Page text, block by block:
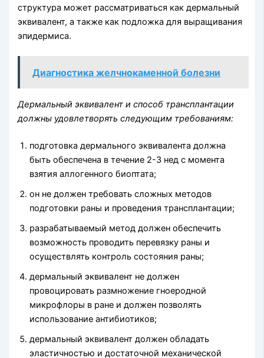
структура может рассматриваться как дермальный
эквивалент, а также как подложка для выращивания
эпидермиса.
Диагностика желчнокаменной болезни
Дермальный эквивалент и способ трансплантации
должны удовлетворять следующим требованиям:
подготовка дермального эквивалента должна
быть обеспечена в течение 2-3 нед с момента
взятия аллогенного биоптата;
он не должен требовать сложных методов
подготовки раны и проведения трансплантации;
разрабатываемый метод должен обеспечить
возможность проводить перевязку раны и
осуществлять контроль состояния раны;
дермальный эквивалент не должен
провоцировать размножение гноеродной
микрофлоры в ране и должен позволять
использование антибиотиков;
дермальный эквивалент должен обладать
эластичностью и достаточной механической